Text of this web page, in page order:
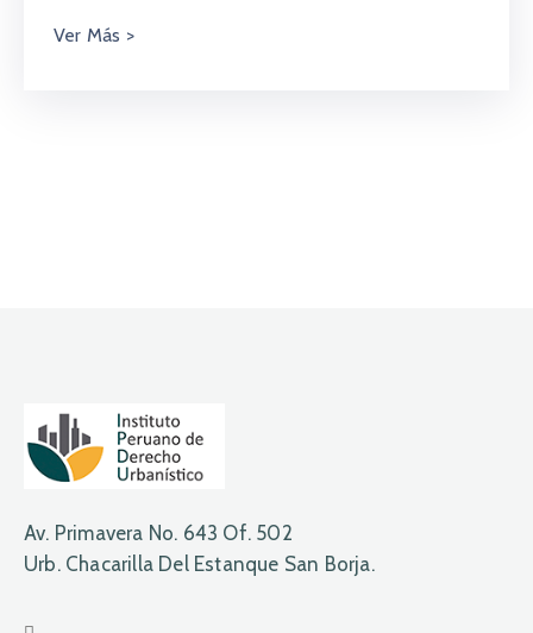
Av. Primavera No. 643 Of. 502
Urb. Chacarilla Del Estanque San Borja.